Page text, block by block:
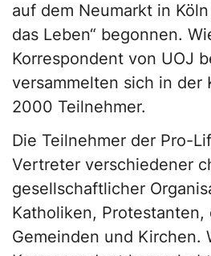
auf dem Neumarkt in
das Leben“ begonnen.
Korrespondent von UOJ
versammelten sich in der
2000 Teilnehmer.
Die Teilnehmer der Pro-
Vertreter verschiedener
gesellschaftlicher
Katholiken, Protestanten,
Gemeinden und Kirchen.